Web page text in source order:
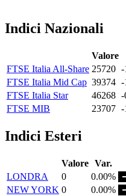
Indici Nazionali
Valore
FTSE Italia All-Share 25720 -
FTSE Italia Mid Cap 39374 -
FTSE Italia Star
46268 -
FTSE MIB
23707 -
Indici Esteri
Valore Var.
LONDRA
0
0.00%
NEW YORK 0
0.00%